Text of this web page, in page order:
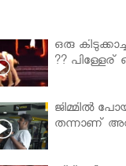
ഒരു
?? പിള്ളേര്
ജിമ്മിൽ
തന്നാണ്